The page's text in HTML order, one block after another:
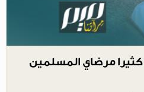
مرضاي المسلمين